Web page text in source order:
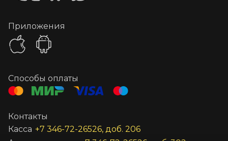
Приложения
Способы оплаты
Контакты
Касса +7 346-72-26526, доб. 206